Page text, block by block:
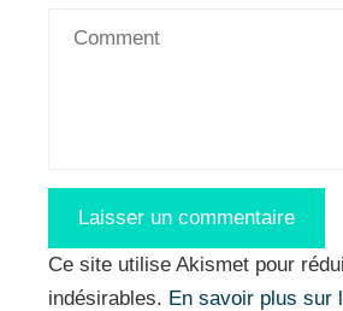
Ce site utilise Akismet pour
indésirables. En savoir plus sur